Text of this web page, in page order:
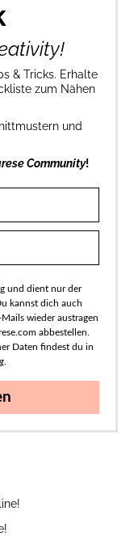
& Tricks. Erhalte
zum Nähen
und
Community!
und dient nur der
kannst dich auch
wieder austragen
abbestellen.
Daten findest du in
.